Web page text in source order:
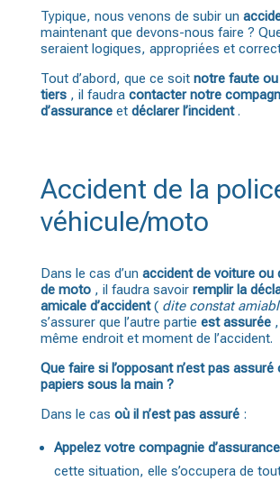
Typique, nous venons de subir un
maintenant que devons-nous faire ?
seraient logiques, appropriées et
Tout d’abord, que ce soit notre faute ou
tiers, il faudra contacter notre
d’assuranceet déclarer l’incident.
Accident de la
véhicule/moto
Dans le cas d’un accidentde voitureou
de moto, il faudra savoir remplir la
amicale d’accident( dite constat
s’assurer que l’autre partie est assurée,
même endroit et moment de l’accident.
Que faire si l’opposant n’est pas assuré
papiers sous la main ?
Dans le cas où il n’est pas assuré:
Appelez votre compagnie d’assurance
cette situation, elle s’occupera de